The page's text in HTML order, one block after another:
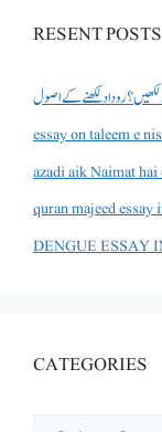
RESENT POSTS
لکھیں؟ روداد لکھنے کے اصول
CATEGORIES
CATEGORIES